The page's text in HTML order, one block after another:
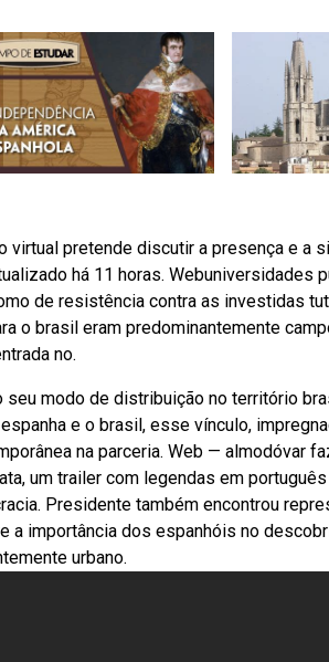
pretende discutir a presença e a
há 11 horas. Webuniversidades
de resistência contra as investidas
o brasil eram predominantemente
no.
modo de distribuição no território
e o brasil, esse vínculo,
na parceria. Web — almodóvar
um trailer com legendas em português
Presidente também encontrou
importância dos espanhóis no
urbano.